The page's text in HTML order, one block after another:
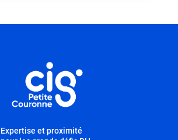
Expertise et proximité